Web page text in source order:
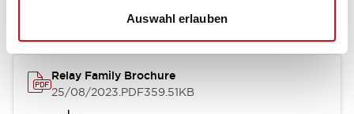
Auswahl erlauben
Relay Family Brochure
25/08/2023.PDF359.51KB